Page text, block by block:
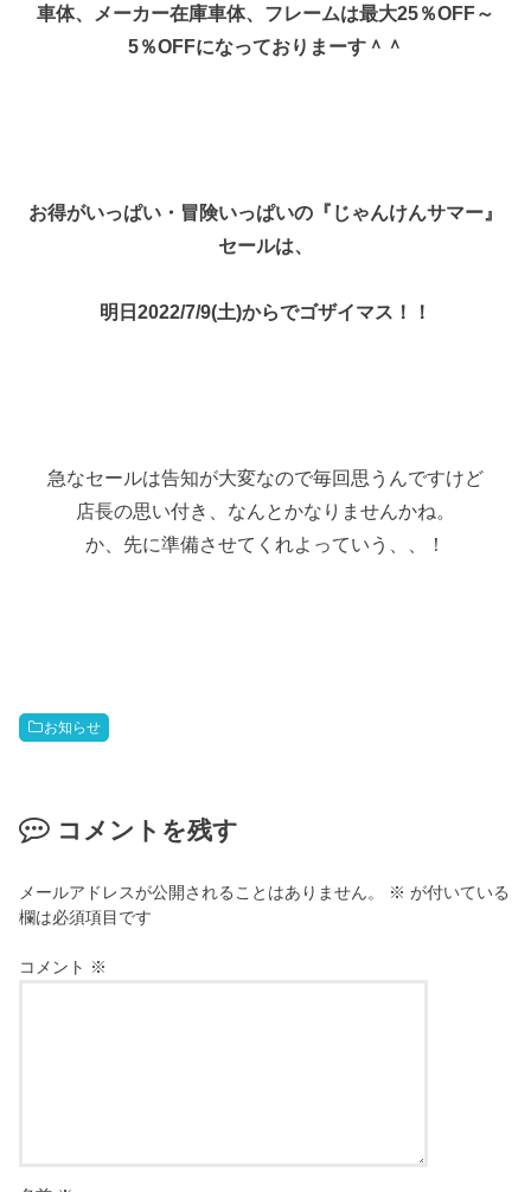
車体、メーカー在庫車体、フレームは最大25％OFF～
5％OFFになっておりまーす＾＾
お得がいっぱい・冒険いっぱいの『じゃんけんサマー』
セールは、
明日2022/7/9(土)からでゴザイマス！！
急なセールは告知が大変なので毎回思うんですけど
店長の思い付き、なんとかなりませんかね。
か、先に準備させてくれよっていう、、！
お知らせ
コメントを残す
メールアドレスが公開されることはありません。 ※ が付いている
欄は必須項目です
コメント ※